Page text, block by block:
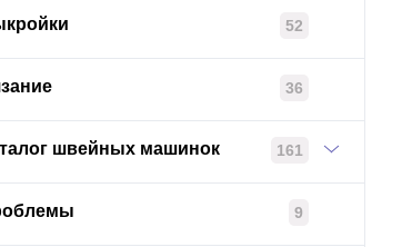
52
36
швейных машинок 161
9